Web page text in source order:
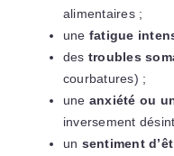
alimentaires ;
une fatigue
des troubles
courbatures) ;
une anxiété ou
inversement
un sentiment